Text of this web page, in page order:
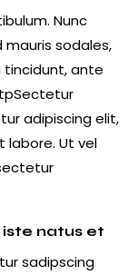
Nunc
mauris sodales,
tincidunt, ante
adipiscing elit,
labore. Ut vel
natus et
sadipscing